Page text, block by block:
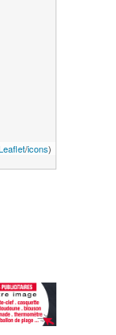
/icons)